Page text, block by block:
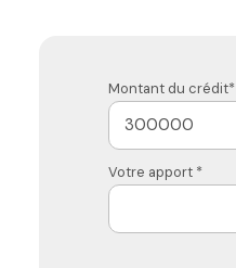
Montant du crédit*
Votre apport *